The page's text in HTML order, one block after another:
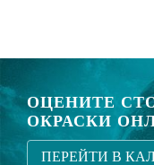
ОЦЕНИТЕ
ОКРАСКИ
ПЕРЕЙТИ В